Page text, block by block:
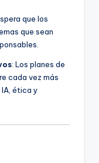
que los
que sean
: Los planes de
cada vez más
ética y